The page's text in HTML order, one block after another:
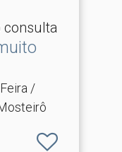
consulta
/